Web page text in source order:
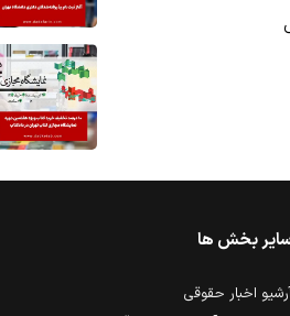
بخش ها
اخبار حقوقی